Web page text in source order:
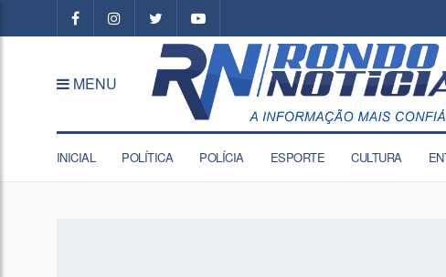
MENU
INICIAL POLÍTICA POLÍCIA ESPORTE CULTURA